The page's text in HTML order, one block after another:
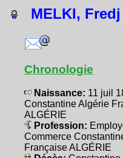
MELKI, Fredj
Chronologie
Naissance: 11 juil
Constantine Algérie
ALGÉRIE
Profession:
Commerce
Française ALGÉRIE